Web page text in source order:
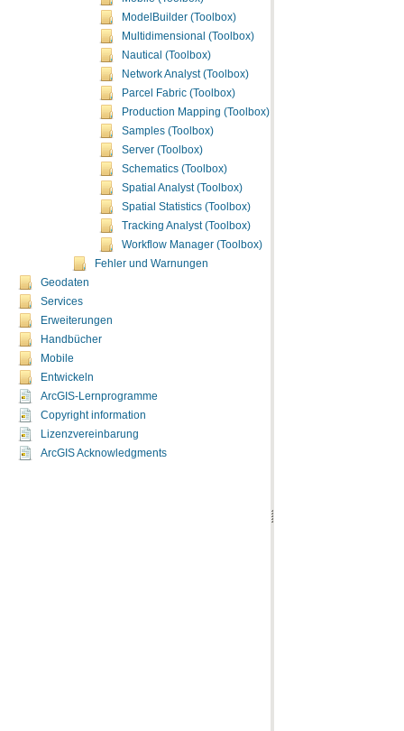
ModelBuilder (Toolbox)
Multidimensional (Toolbox)
Nautical (Toolbox)
Network Analyst (Toolbox)
Parcel Fabric (Toolbox)
Production Mapping (Toolbox)
Samples (Toolbox)
Server (Toolbox)
Schematics (Toolbox)
Spatial Analyst (Toolbox)
Spatial Statistics (Toolbox)
Tracking Analyst (Toolbox)
Workflow Manager (Toolbox)
Fehler und Warnungen
Geodaten
Services
Erweiterungen
Handbücher
Mobile
Entwickeln
ArcGIS-Lernprogramme
Copyright information
Lizenzvereinbarung
ArcGIS Acknowledgments